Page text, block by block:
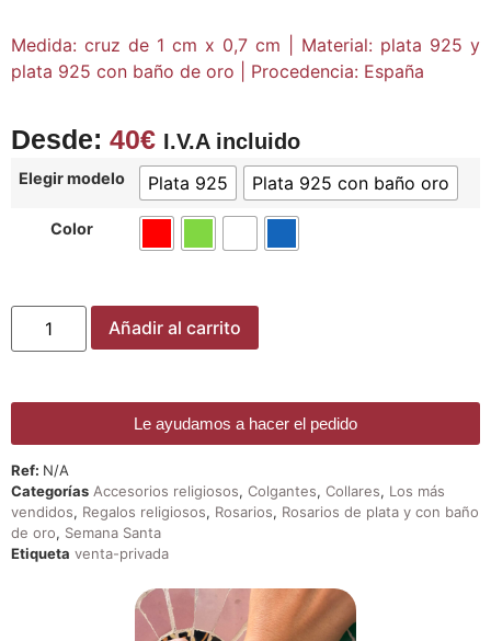
Medida: cruz de 1 cm x 0,7 cm | Material: plata 925 y
plata 925 con baño de oro | Procedencia: España
Desde: 40€ I.V.A incluido
Elegir modelo Plata 925 Plata 925 con baño oro
Color
Añadir al carrito
Le ayudamos a hacer el pedido
Ref: N/A
Categorías Accesorios religiosos, Colgantes, Collares, Los más
vendidos, Regalos religiosos, Rosarios, Rosarios de plata y con baño
de oro, Semana Santa
Etiqueta venta-privada